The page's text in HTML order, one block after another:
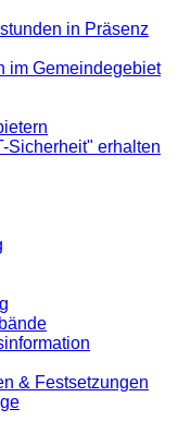
in Präsenz
im Gemeindegebiet
Sicherheit" erhalten
& Festsetzungen